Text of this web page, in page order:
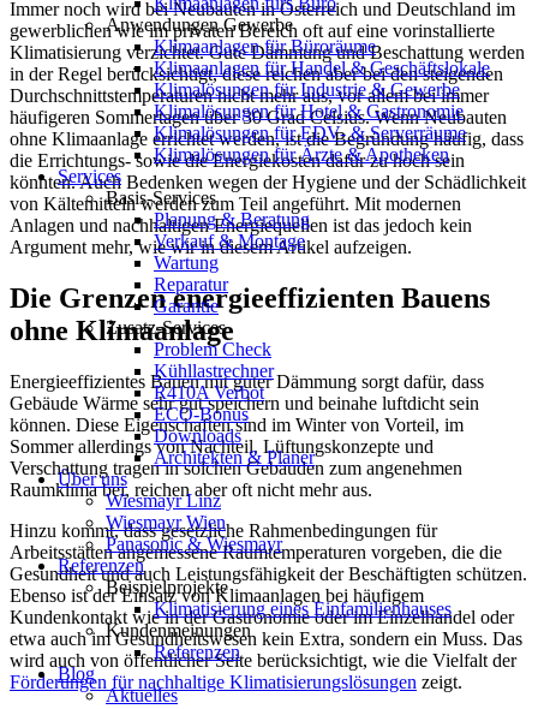
Anwendungen Gewerbe
Klimaanlagen für Büroräume
Klimaanlagen für Handel & Geschäftslokale
Klimalösungen für Industrie & Gewerbe
Klimalösungen für Hotel & Gastronomie
Klimalösungen für EDV- & Serverräume
Klimalösungen für Ärzte & Apotheken
Services
Basis-Services
Planung & Beratung
Verkauf & Montage
Wartung
Reparatur
Garantie
Zusatz-Services
Problem Check
Kühllastrechner
R410A Verbot
ECO-Bonus
Downloads
Architekten & Planer
Über uns
Wiesmayr Linz
Wiesmayr Wien
Panasonic & Wiesmayr
Referenzen
Beispielprojekte
Klimatisierung eines Einfamilienhauses
Kundenmeinungen
Referenzen
Blog
Aktuelles
Immer noch wird bei Neubauten in Österreich und Deutschland im
gewerblichen wie im privaten Bereich oft auf eine vorinstallierte
Klimatisierung verzichtet. Gute Dämmung und Beschattung werden
in der Regel berücksichtigt, diese reichen aber bei den steigenden
Durchschnittstemperaturen nicht mehr aus, vor allem bei immer
häufigeren Sommertagen über 30 Grad Celsius. Wenn Neubauten
ohne Klimaanlage errichtet werden, ist die Begründung häufig, dass
die Errichtungs- sowie die Energiekosten dafür zu hoch sein
könnten. Auch Bedenken wegen der Hygiene und der Schädlichkeit
von Kältemitteln werden zum Teil angeführt. Mit modernen
Anlagen und nachhaltigen Energiequellen ist das jedoch kein
Argument mehr, wie wir in diesem Artikel aufzeigen.
Die Grenzen energieeffizienten Bauens
ohne Klimaanlage
Energieeffizientes Bauen mit guter Dämmung sorgt dafür, dass
Gebäude Wärme sehr gut speichern und beinahe luftdicht sein
können. Diese Eigenschaften sind im Winter von Vorteil, im
Sommer allerdings von Nachteil. Lüftungskonzepte und
Verschattung tragen in solchen Gebäuden zum angenehmen
Raumklima bei, reichen aber oft nicht mehr aus.
Hinzu kommt, dass gesetzliche Rahmenbedingungen für
Arbeitsstätten angemessene Raumtemperaturen vorgeben, die die
Gesundheit und auch Leistungsfähigkeit der Beschäftigten schützen.
Ebenso ist der Einsatz von Klimaanlagen bei häufigem
Kundenkontakt wie in der Gastronomie oder im Einzelhandel oder
etwa auch im Gesundheitswesen kein Extra, sondern ein Muss. Das
wird auch von öffentlicher Seite berücksichtigt, wie die Vielfalt der
Förderungen für nachhaltige Klimatisierungslösungen zeigt.